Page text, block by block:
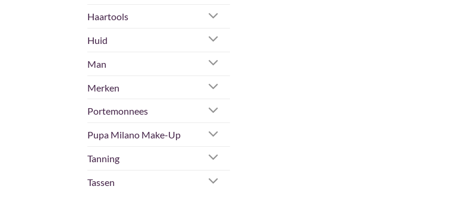
Haartools
Huid
Man
Merken
Portemonnees
Pupa Milano Make-Up
Tanning
Tassen